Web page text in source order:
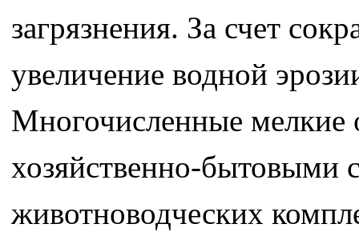
загрязнения. За счет
увеличение водной
Многочисленные мелкие
хозяйственно-бытовыми
животноводческих